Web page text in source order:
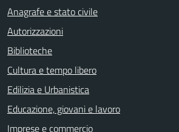
Anagrafe e stato civile
Autorizzazioni
Biblioteche
Cultura e tempo libero
Edilizia e Urbanistica
Educazione, giovani e lavoro
Imprese e commercio